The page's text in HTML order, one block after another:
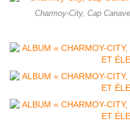
Charmoy-City, Cap